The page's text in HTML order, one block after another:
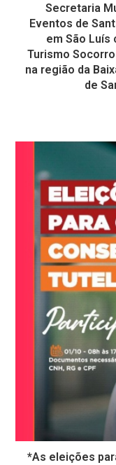
Secretaria
Eventos de
em São Luís
Turismo
na região da
de
*As eleições